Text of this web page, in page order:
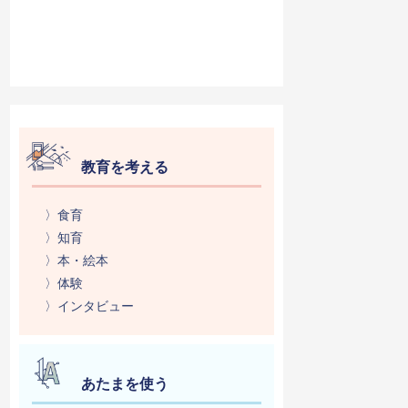
教育を考える
〉食育
〉知育
〉本・絵本
〉体験
〉インタビュー
あたまを使う